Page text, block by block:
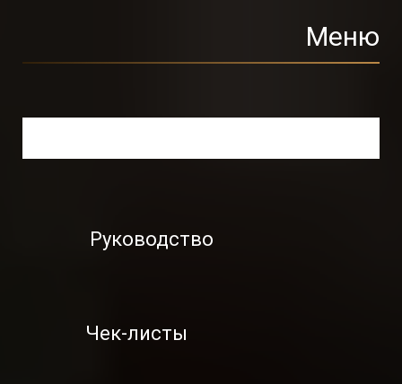
Меню
Руководство
Чек-листы